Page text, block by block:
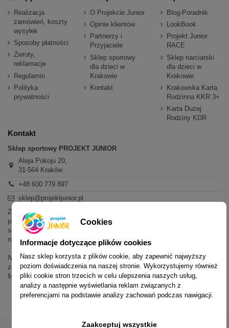
Realizacja
zamówień, koszty
wysyłek
Sposoby płatności
Zwroty,
reklamacje
Regulamin
Polityka
prywatności
O Projekcie Junior
Opinie klientów
Partnerzy i
Przyjaciele
Sklep sportowy
dla dzieci w
Krakowie
Kontakt
Blog-Poradnik
LookBook
Projekt Junior
RACE
Sklep narciarski
dla dzieci w
Krakowie
Krakowska Karta
Rodzinna KKR 3+
Karta Dużej
Rodziny KDR
Kontakt
Sklep sportowy PROJEKT JUNIOR
Aleja Pokoju 20,
31-564 Kraków
+48 600 779 897
sklep@projektjunior.pl
Zapraszamy do sklepu stacjonarnego:
poniedziałek - piątek: 11.00-19.00
sobota: 10.00-14.00
niedziela (każda): nieczynne
Nie odpowiadamy na wiadomości SMS. W sprawach dotyczących
zamówień i oferty prosimy o kontakt mailowy, telefoniczny lub przez
Messenger.
Cookies
Informacje dotyczące plików cookies
Nasz sklep korzysta z plików cookie, aby zapewnić najwyższy
poziom doświadczenia na naszej stronie. Wykorzystujemy również
pliki cookie stron trzecich w celu ulepszenia naszych usług,
analizy a następnie wyświetlania reklam związanych z
preferencjami na podstawie analizy zachowań podczas nawigacji.
Zaakceptuj wszystkie